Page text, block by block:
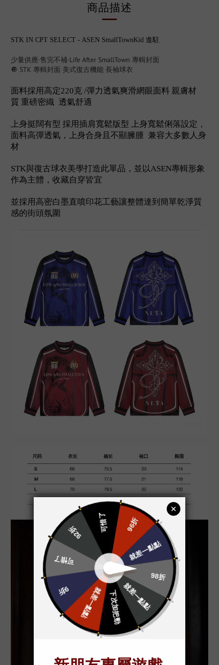
商品描述
STK IN CPT SELECT - ASEN SmallTownKid 進駐
少量供應·售完不補·Life After SmallTown 專輯封面
🔘 STK 專輯封面 美式復古機能 長袖球衣
面料採用高定220克 /彈力透氣爽滑網眼面料 親膚材
質 重磅密織 透氣舒適
上身挺闊有型 採用插肩寬鬆版型 上身寬鬆俐落設定，
面料高彈透氣，上身合身且不顯臃腫 兼容大多數人身
材
STK與復古球衣美學打造此單品，並以ASEN專輯形象
作為主體，收藏自穿皆宜
並採用高密白墨直噴印花工藝讓整體達到簡單乾淨質
感的街頭氛圍